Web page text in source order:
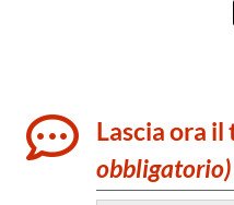
Lascia ora
obbligatorio)